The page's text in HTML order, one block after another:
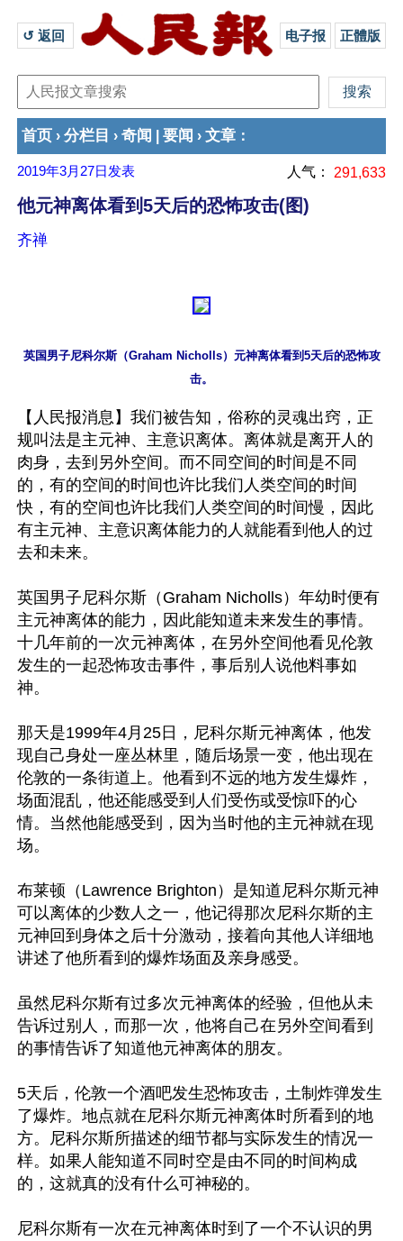
↺ 返回 电子报 正體版
首页 › 分栏目 › 奇闻 要闻 › 文章 ：
2019年3月27日 发表 人气： 291,633
他元神离体看到5天后的恐怖攻击(图)
齐禅
英国男子尼科尔斯（Graham Nicholls）元神离体看到5天后的恐怖攻
【人民报消息】我们被告知，俗称的灵魂出窍，正
规叫法是主元神、主意识离体。离体就是离开人的
肉身，去到另外空间。而不同空间的时间是不同
的，有的空间的时间也许比我们人类空间的时间
快，有的空间也许比我们人类空间的时间慢，因此
有主元神、主意识离体能力的人就能看到他人的过
去和未来。
英国男子尼科尔斯（Graham Nicholls）年幼时便有
主元神离体的能力，因此能知道未来发生的事情。
十几年前的一次元神离体，在另外空间他看见伦敦
发生的一起恐怖攻击事件，事后别人说他料事如
神。
那天是1999年4月25日，尼科尔斯元神离体，他发
现自己身处一座丛林里，随后场景一变，他出现在
伦敦的一条街道上。他看到不远的地方发生爆炸，
场面混乱，他还能感受到人们受伤或受惊吓的心
情。当然他能感受到，因为当时他的主元神就在现
场。
布莱顿（Lawrence Brighton）是知道尼科尔斯元神
可以离体的少数人之一，他记得那次尼科尔斯的主
元神回到身体之后十分激动，接着向其他人详细地
讲述了他所看到的爆炸场面及亲身感受。
虽然尼科尔斯有过多次元神离体的经验，但他从未
告诉过别人，而那一次，他将自己在另外空间看到
的事情告诉了知道他元神离体的朋友。
5天后，伦敦一个酒吧发生恐怖攻击，土制炸弹发生
了爆炸。地点就在尼科尔斯元神离体时所看到的地
方。尼科尔斯所描述的细节都与实际发生的情况一
样。如果人能知道不同时空是由不同的时间构成
的，这就真的没有什么可神秘的。
尼科尔斯有一次在元神离体时到了一个不认识的男